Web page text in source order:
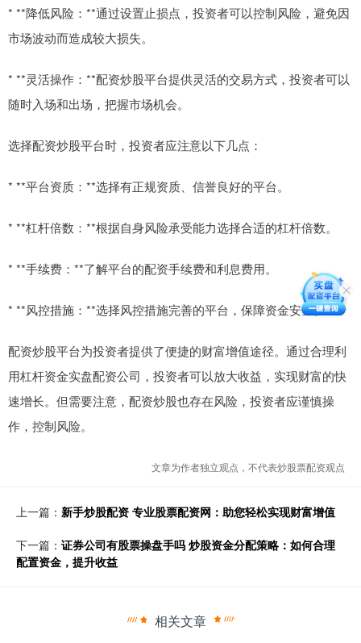
* **降低风险：**通过设置止损点，投资者可以控制风险，避免因
市场波动而造成较大损失。
* **灵活操作：**配资炒股平台提供灵活的交易方式，投资者可以
随时入场和出场，把握市场机会。
选择配资炒股平台时，投资者应注意以下几点：
* **平台资质：**选择有正规资质、信誉良好的平台。
* **杠杆倍数：**根据自身风险承受能力选择合适的杠杆倍数。
* **手续费：**了解平台的配资手续费和利息费用。
* **风控措施：**选择风控措施完善的平台，保障资金安全。
配资炒股平台为投资者提供了便捷的财富增值途径。通过合理利
用杠杆资金实盘配资公司，投资者可以放大收益，实现财富的快
速增长。但需要注意，配资炒股也存在风险，投资者应谨慎操
作，控制风险。
文章为作者独立观点，不代表炒股票配资观点
上一篇： 新手炒股配资 专业股票配资网：助您轻松实现财富增值
下一篇： 证券公司有股票操盘手吗 炒股资金分配策略：如何合理
配置资金，提升收益
相关文章